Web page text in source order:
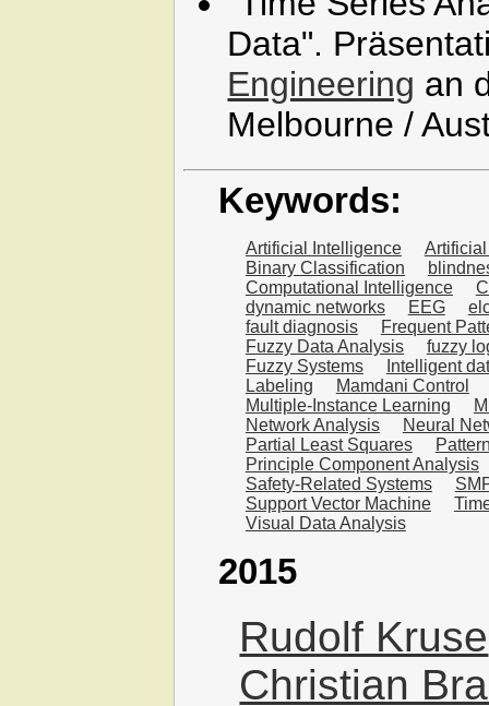
Data".
Engineering an
Melbourne /
Keywords:
Artificial Intelligence
Binary Classification
Computational Intelligence
dynamic networks
EEG
fault diagnosis
Frequent
Fuzzy Data Analysis
fuzzy
Fuzzy Systems
Intelligent
Labeling
Mamdani Control
Multiple-Instance Learning
Network Analysis
Neural
Partial Least Squares
Principle Component Analysis
Safety-Related Systems
Support Vector Machine
Visual Data Analysis
2015
Rudolf Kruse
Christian